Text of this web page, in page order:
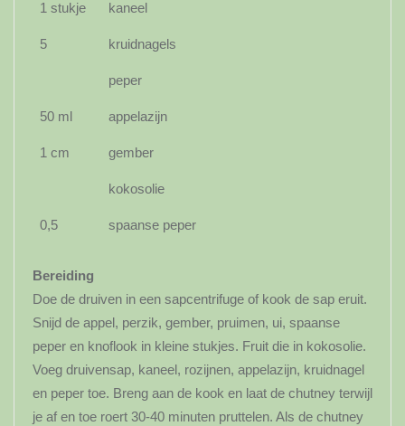
1 stukje kaneel
5 kruidnagels
peper
50 ml appelazijn
1 cm gember
kokosolie
0,5 spaanse peper
Bereiding
Doe de druiven in een sapcentrifuge of kook de sap eruit.
Snijd de appel, perzik, gember, pruimen, ui, spaanse
peper en knoflook in kleine stukjes. Fruit die in kokosolie.
Voeg druivensap, kaneel, rozijnen, appelazijn, kruidnagel
en peper toe. Breng aan de kook en laat de chutney terwijl
je af en toe roert 30-40 minuten pruttelen. Als de chutney